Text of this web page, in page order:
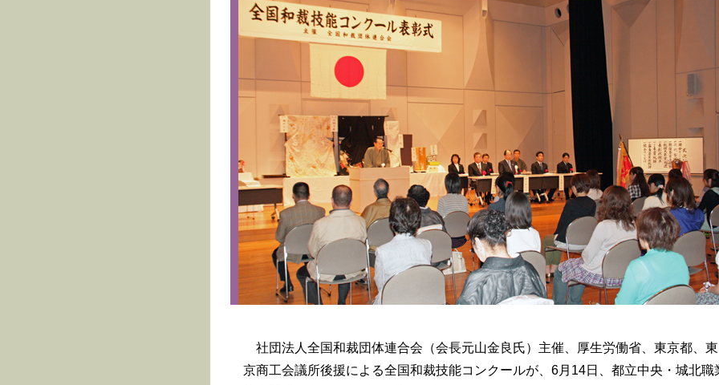
社団法人全国和裁団体連合会（会長元山金良氏）主催、厚生労働省、東京都、東
京商工会議所後援による全国和裁技能コンクールが、6月14日、都立中央・城北職